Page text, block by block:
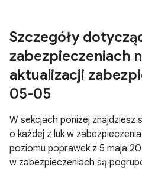
Szczegóły
zabezpieczeniach
aktualizacji
05-05
W sekcjach poniżej znajdziesz
o każdej z luk w
poziomu poprawek z 5 maja
w zabezpieczeniach są